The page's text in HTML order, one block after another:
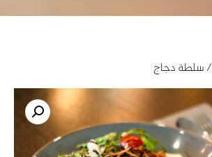
/ سلطة دجاج